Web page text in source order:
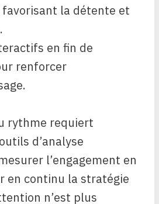
favorisant la détente et
en fin de
renforcer
rythme requiert
d’analyse
l’engagement en
en continu la stratégie
n’est plus